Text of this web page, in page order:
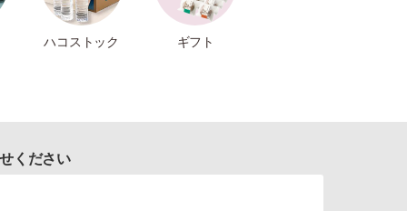
ハコストック ギフト
ください